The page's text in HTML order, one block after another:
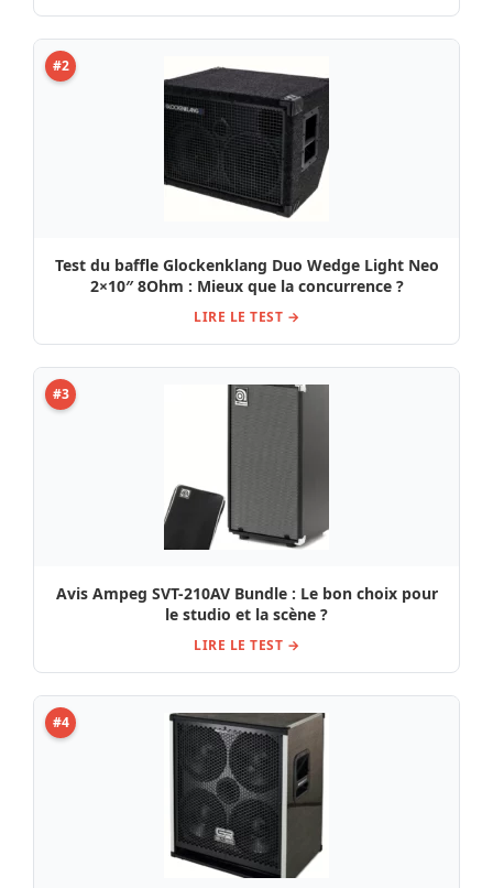
#2
Test du baffle Glockenklang Duo Wedge Light Neo
2×10″ 8Ohm : Mieux que la concurrence ?
LIRE LE TEST →
#3
Avis Ampeg SVT-210AV Bundle : Le bon choix pour
le studio et la scène ?
LIRE LE TEST →
#4